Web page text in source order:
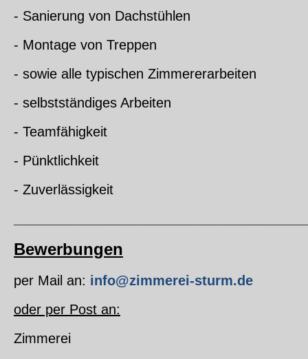
- Sanierung von Dachstühlen
- Montage von Treppen
- sowie alle typischen Zimmererarbeiten
- selbstständiges Arbeiten
- Teamfähigkeit
- Pünktlichkeit
- Zuverlässigkeit
Bewerbungen
per Mail an: info@zimmerei-sturm.de
oder per Post an:
Zimmerei